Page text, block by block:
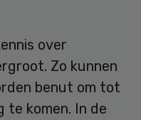
over
Zo kunnen
benut om tot
te komen. In de